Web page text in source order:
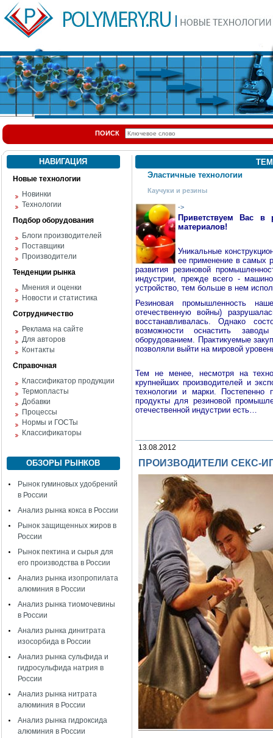
ПОИСК
НАВИГАЦИЯ
Новые технологии
Новинки
Технологии
Подбор оборудования
Блоги производителей
Поставщики
Производители
Тенденции рынка
Мнения и оценки
Новости и статистика
Сотрудничество
Реклама на сайте
Для авторов
Контакты
Справочная
Классификатор продукции
Термопласты
Добавки
Процессы
Нормы и ГОСТы
Классификаторы
ОБЗОРЫ РЫНКОВ
Рынок гуминовых удобрений
в России
Анализ рынка кокса в России
Рынок защищенных жиров в
России
Рынок пектина и сырья для
его производства в России
Анализ рынка изопропилата
алюминия в России
Анализ рынка тиомочевины
в России
Анализ рынка динитрата
изосорбида в России
Анализ рынка сульфида и
гидросульфида натрия в
России
Анализ рынка нитрата
алюминия в России
Анализ рынка гидроксида
алюминия в России
Эластичные технологии
Каучуки и резины
->
Приветствуем Вас в
материалов!
Уникальные
ее применение в самых
развития резиновой
индустрии, прежде всего -
устройство, тем больше в нем
Резиновая промышленность
отечественную войны)
восстанавливалась. Однако
возможности оснастить
оборудованием. Практикуемые
позволяли выйти на мировой
Тем не менее, несмотря на
крупнейших производителей и
технологии и марки.
продукты для резиновой
отечественной индустрии есть…
13.08.2012
ПРОИЗВОДИТЕЛИ СЕКС-